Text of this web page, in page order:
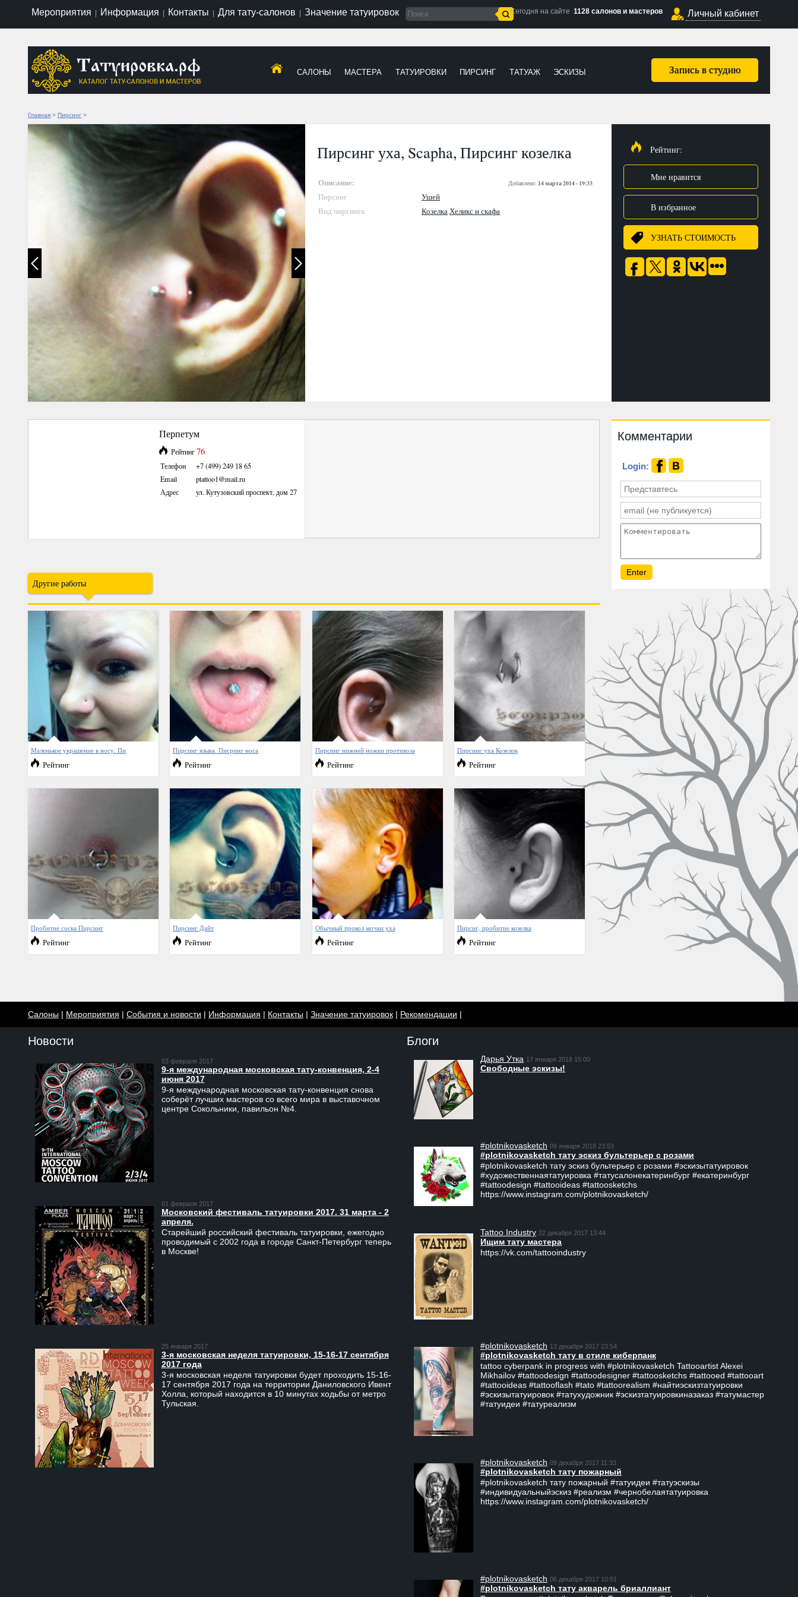
Мероприятия Информация Контакты Для тату-салонов Значение татуировок Сегодня на сайте 1128 салонов и мастеров Личный кабинет
Запись в студию
САЛОНЫ МАСТЕРА ТАТУИРОВКИ ПИРСИНГ ТАТУАЖ ЭСКИЗЫ
Главная > Пирсинг >
Пирсинг уха, Scapha, Пирсинг козелка
Описание: Добавлено: 14 марта 2014 - 19:33
Пирсинг
Ушей
Вид пирсинга
Козелка,Хеликс и скафа
Рейтинг:
Мне нравится
В избранное
УЗНАТЬ СТОИМОСТЬ
Перпетум
Рейтинг76
Телефон
+7 (499) 249 18 65
Email
ptattoo1@mail.ru
Адрес
ул. Кутузовский проспект, дом 27
Другие работы
Маленькое украшение в носу. Пи
Рейтинг
Пирсинг языка. Писринг носа
Рейтинг
Пирсинг нижней ножки противоза
Рейтинг
Пирсинг уха Козелок
Рейтинг
Пробитие соска Пирсинг
Рейтинг
Пирсинг Дайт
Рейтинг
Обычный прокол мочки уха
Рейтинг
Пирсиг, пробитие козелка
Рейтинг
Комментарии
Login:
Салоны | Мероприятия | События и новости | Информация | Контакты | Значение татуировок | Рекомендации |
Новости
03 февраля 2017
9-я международная московская тату-конвенция, 2-4
июня 2017
9-я международная московская тату-конвенция снова
соберёт лучших мастеров со всего мира в выставочном
центре Сокольники, павильон №4.
01 февраля 2017
Московский фестиваль татуировки 2017. 31 марта - 2
апреля.
Старейший российский фестиваль татуировки, ежегодно
проводимый с 2002 года в городе Санкт-Петербург теперь
в Москве!
25 января 2017
3-я московская неделя татуировки, 15-16-17 сентября
2017 года
3-я московская неделя татуировки будет проходить 15-16-
17 сентября 2017 года на территории Даниловского Ивент
Холла, который находится в 10 минутах ходьбы от метро
Тульская.
Блоги
Дарья Утка 17 января 2018 15:00
Свободные эскизы!
#plotnikovasketch 09 января 2018 23:53
#plotnikovasketch тату эскиз бультерьер с розами
#plotnikovasketch тату эскиз бультерьер с розами #эскизытатуировок
#художественнаятатуировка #татусалонекатеринбург #екатеринбург
#tattoodesign #tattooideas #tattoosketchs
https://www.instagram.com/plotnikovasketch/
Tattoo Industry 22 декабря 2017 13:44
Ищим тату мастера
https://vk.com/tattooindustry
#plotnikovasketch 13 декабря 2017 23:54
#plotnikovasketch тату в стиле киберпанк
tattoo cyberpank in progress with #plotnikovasketch Tattooartist Alexei
Mikhailov #tattoodesign #tattoodesigner #tattoosketchs #tattooed #tattooart
#tattooideas #tattooflash #tato #tattoorealism #найтиэскизтатуировки
#эскизытатуировок #татухудожник #эскизтатуировкиназаказ #татумастер
#татуидеи #татуреализм
#plotnikovasketch 09 декабря 2017 11:33
#plotnikovasketch тату пожарный
#plotnikovasketch тату пожарный #татуидеи #татуэскизы
#индивидуальныйэскиз #реализм #чернобелаятатуировка
https://www.instagram.com/plotnikovasketch/
#plotnikovasketch 06 декабря 2017 10:51
#plotnikovasketch тату акварель бриаллиант